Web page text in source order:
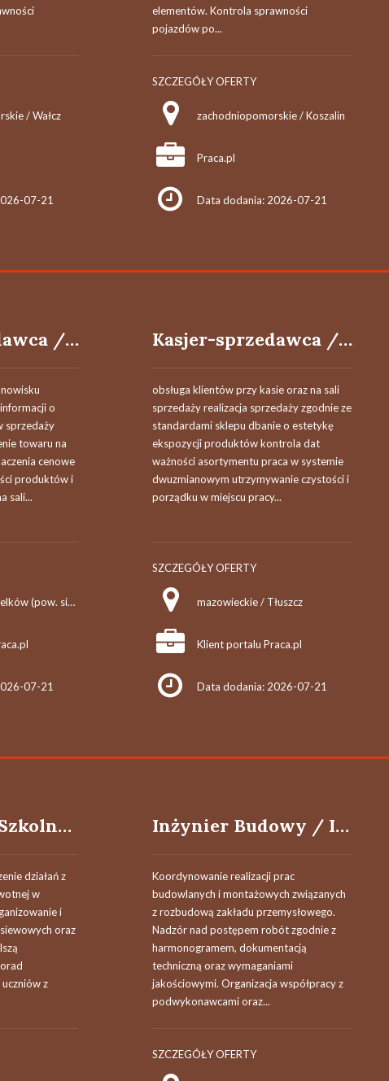
/ Wałcz
07-21
elementów. Kontrola sprawności
pojazdów po...
SZCZEGÓŁY OFERTY
zachodniopomorskie / Koszalin
Praca.pl
Data dodania: 2026-07-21
Kasjer-sprzedawca / Kasjerka-sprzedawczyni
o
sprzedaży
towaru na
cenowe
produktów i
sali...
mazowieckie / Żelków (pow. siedlecki, gm. Skórzec)
07-21
Kasjer-sprzedawca / Kasjerka-sprzedawczyni
obsługa klientów przy kasie oraz na sali
sprzedaży realizacja sprzedaży zgodnie ze
standardami sklepu dbanie o estetykę
ekspozycji produktów kontrola dat
ważności asortymentu praca w systemie
dwuzmianowym utrzymywanie czystości i
porządku w miejscu pracy...
SZCZEGÓŁY OFERTY
mazowieckie / Tłuszcz
Klient portalu Praca.pl
Data dodania: 2026-07-21
Pielęgniarka Szkolna / Pielęgniarz Szkolny
działań z
w
i
oraz
z
Inżynier Budowy / Inżynierka Budowy – Inwestycje Przemysłowe
Koordynowanie realizacji prac
budowlanych i montażowych związanych
z rozbudową zakładu przemysłowego.
Nadzór nad postępem robót zgodnie z
harmonogramem, dokumentacją
techniczną oraz wymaganiami
jakościowymi. Organizacja współpracy z
podwykonawcami oraz...
SZCZEGÓŁY OFERTY